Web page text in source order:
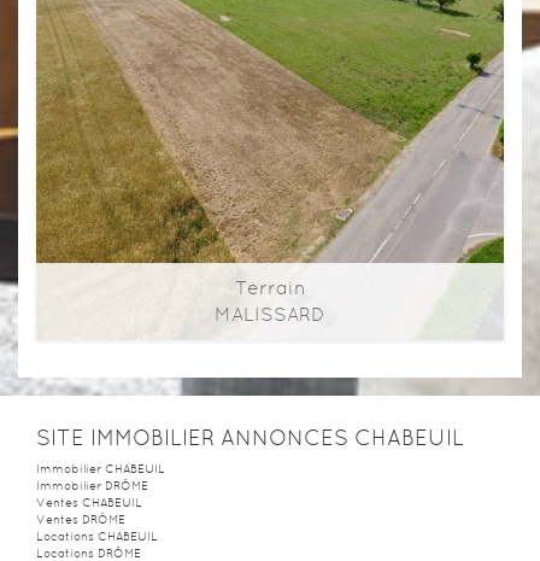
Terrain
MALISSARD
SITE IMMOBILIER ANNONCES CHABEUIL
Immobilier CHABEUIL
Immobilier DRÔME
Ventes CHABEUIL
Ventes DRÔME
Locations CHABEUIL
Locations DRÔME